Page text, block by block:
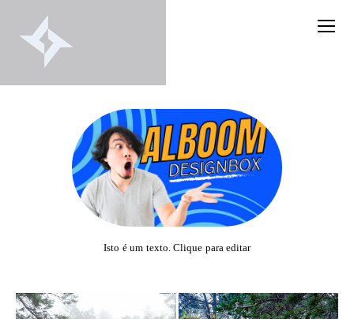
Isto é um texto. Clique para editar